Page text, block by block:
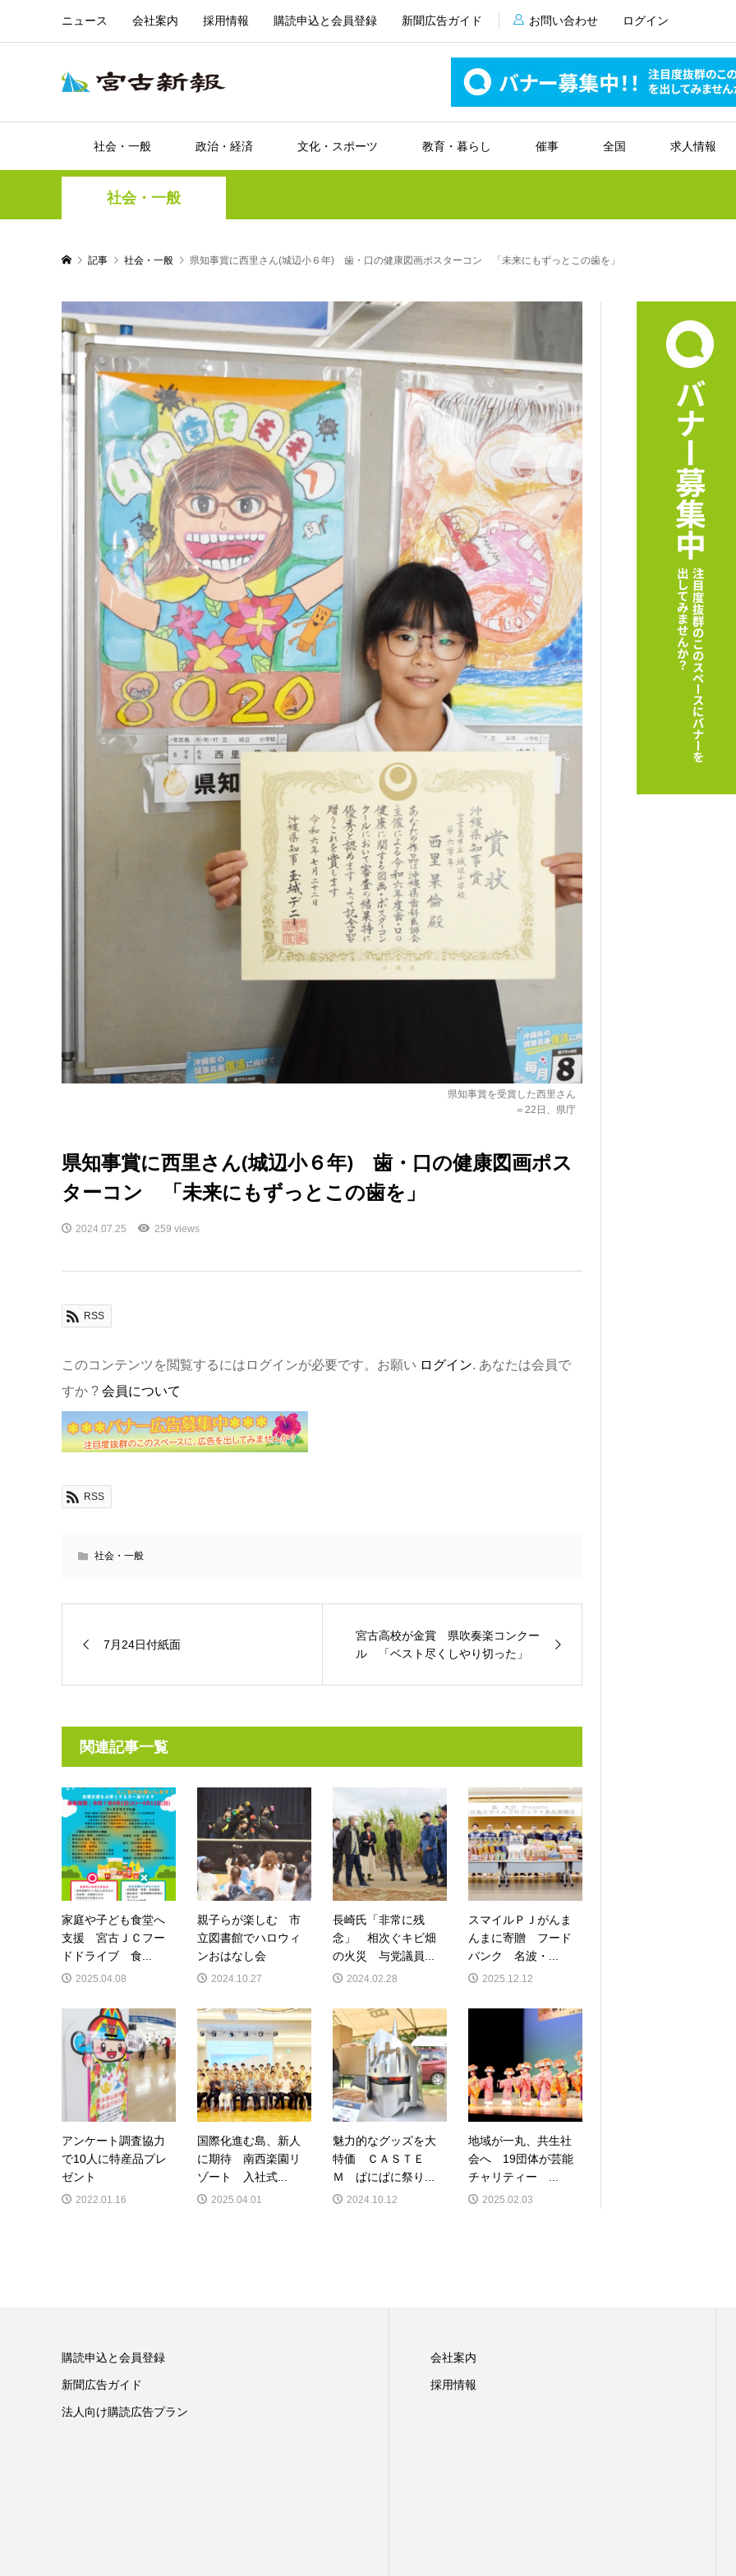
ニュース 会社案内 採用情報 購読申込と会員登録 新聞広告ガイド お問い合わせ ログイン
社会・一般 政治・経済 文化・スポーツ 教育・暮らし 催事 全国 求人情報
社会・一般
記事 社会・一般 県知事賞に西里さん(城辺小６年) 歯・口の健康図画ポスターコン 「未来にもずっとこの歯を」
県知事賞を受賞した西里さん
＝22日、県庁
県知事賞に西里さん(城辺小６年) 歯・口の健康図画ポス
ターコン 「未来にもずっとこの歯を」
2024.07.25 259 views
RSS
このコンテンツを閲覧するにはログインが必要です。お願い ログイン. あなたは会員で
すか ? 会員について
RSS
社会・一般
7月24日付紙面
宮古高校が金賞 県吹奏楽コンクー
ル 「ベスト尽くしやり切った」
関連記事一覧
家庭や子ども食堂へ
支援 宮古ＪＣフー
ドドライブ 食...
2025.04.08
親子らが楽しむ 市
立図書館でハロウィ
ンおはなし会
2024.10.27
長崎氏「非常に残
念」 相次ぐキビ畑
の火災 与党議員...
2024.02.28
スマイルＰＪがんま
んまに寄贈 フード
バンク 名波・...
2025.12.12
アンケート調査協力
で10人に特産品プレ
ゼント
2022.01.16
国際化進む島、新人
に期待 南西楽園リ
ゾート 入社式...
2025.04.01
魅力的なグッズを大
特価 ＣＡＳＴＥ
Ｍ ぱにぱに祭り...
2024.10.12
地域が一丸、共生社
会へ 19団体が芸能
チャリティー ...
2025.02.03
購読申込と会員登録
新聞広告ガイド
法人向け購読広告プラン
会社案内
採用情報